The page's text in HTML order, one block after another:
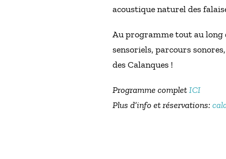
acoustique naturel des
Au programme tout au long
sensoriels, parcours
des Calanques !
Programme completICI
Plus d’info et réservations: